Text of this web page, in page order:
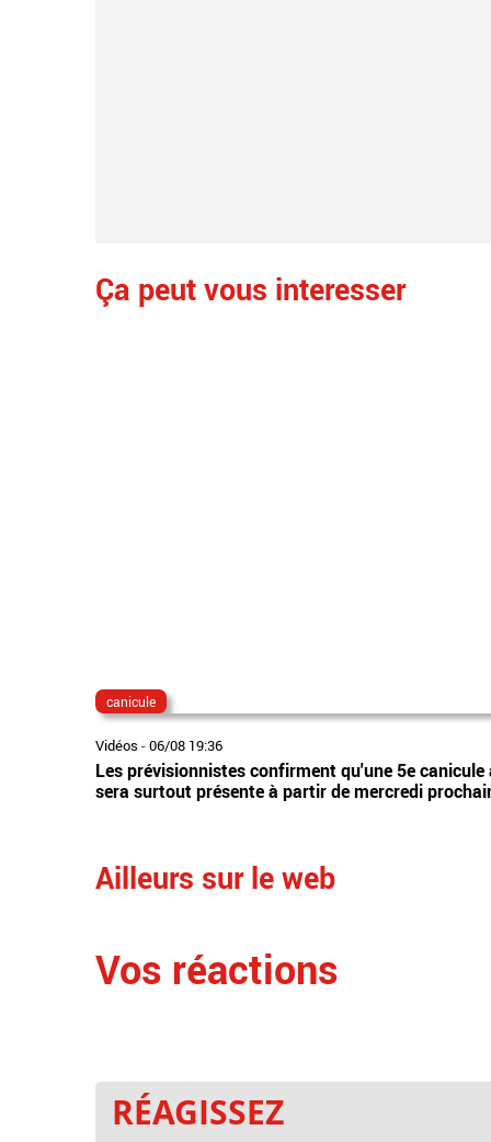
Ça peut vous interesser
canicule
Vidéos -06/08 19:36
Les prévisionnistes confirment qu'une 5e
sera surtout présente à partir de mercredi
Ailleurs sur le web
Vos réactions
RÉAGISSEZ